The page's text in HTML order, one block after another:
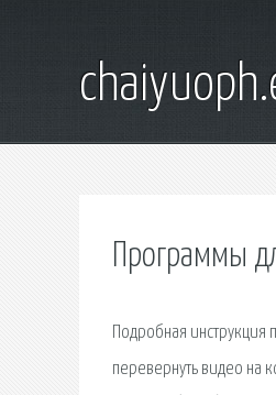
Программы
Подробная
перевернуть видео на